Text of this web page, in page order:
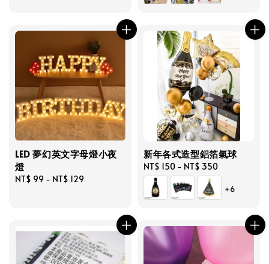
LED 夢幻英文字母燈小夜
燈
Regular
NT$ 99 - NT$ 129
新年各式造型鋁箔氣球
Regular
price
NT$ 150 - NT$ 350
+6